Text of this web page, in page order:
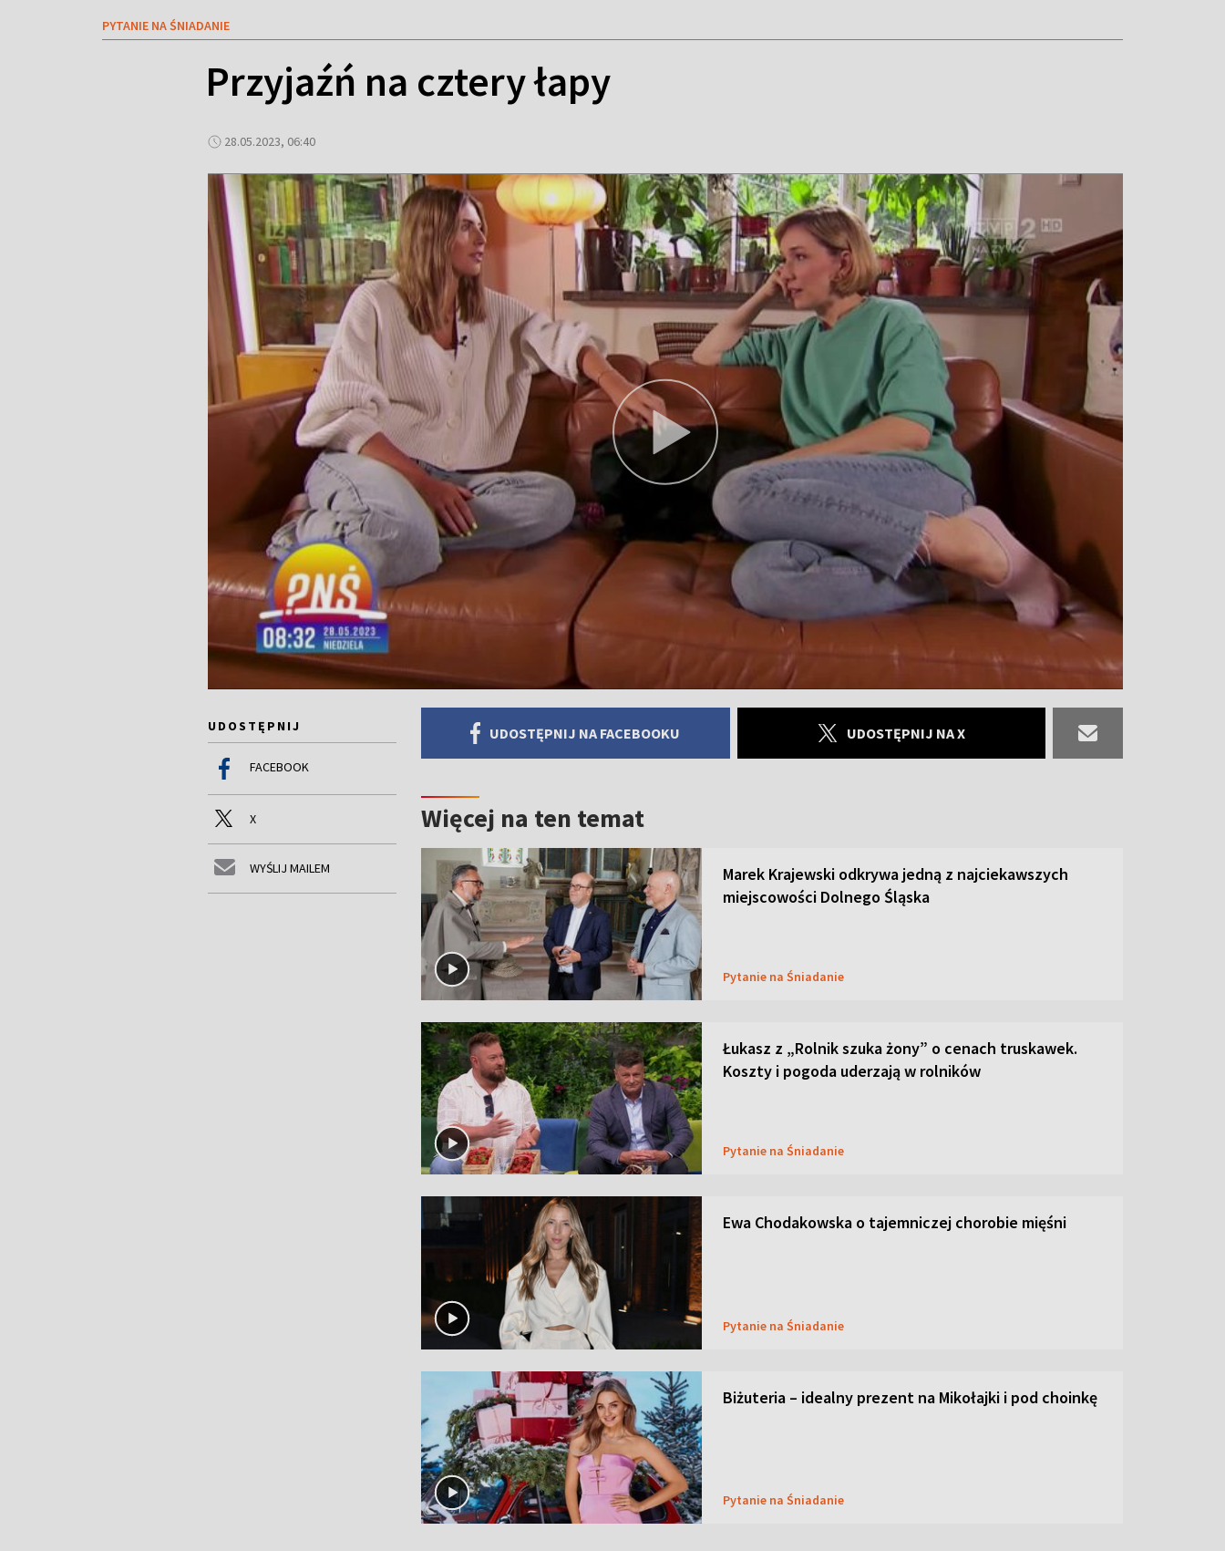
PYTANIE NA ŚNIADANIE
Przyjaźń na cztery łapy
28.05.2023, 06:40
UDOSTĘPNIJ
FACEBOOK
X
WYŚLIJ MAILEM
UDOSTĘPNIJ NA FACEBOOKU UDOSTĘPNIJ NA X
Więcej na ten temat
Marek Krajewski odkrywa jedną z najciekawszych
miejscowości Dolnego Śląska
Pytanie na Śniadanie
Łukasz z „Rolnik szuka żony” o cenach truskawek.
Koszty i pogoda uderzają w rolników
Pytanie na Śniadanie
Ewa Chodakowska o tajemniczej chorobie mięśni
Pytanie na Śniadanie
Biżuteria – idealny prezent na Mikołajki i pod choinkę
Pytanie na Śniadanie